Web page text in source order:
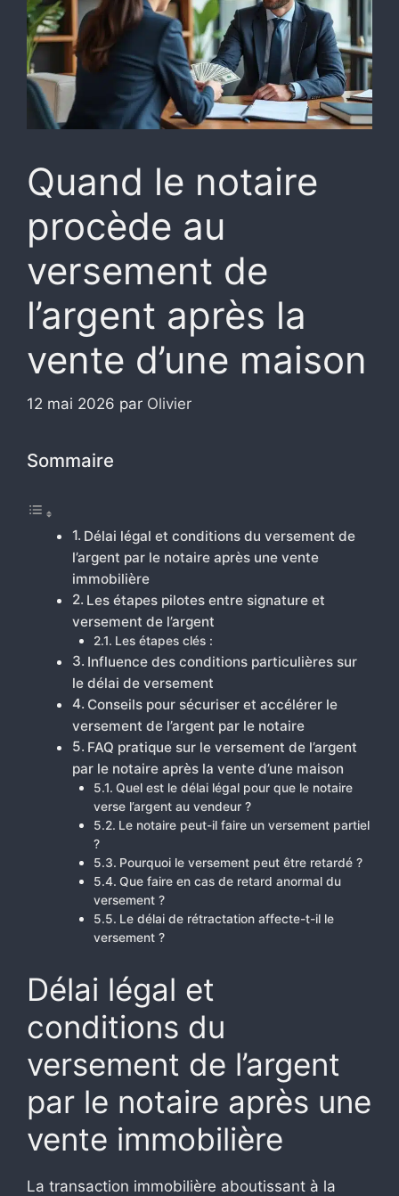
Quand le notaire
procède au
versement de
l’argent après la
vente d’une maison
12 mai 2026 par Olivier
Sommaire
Délai légal et conditions du versement de
l’argent par le notaire après une vente
immobilière
Les étapes pilotes entre signature et
versement de l’argent
Les étapes clés :
Influence des conditions particulières sur
le délai de versement
Conseils pour sécuriser et accélérer le
versement de l’argent par le notaire
FAQ pratique sur le versement de l’argent
par le notaire après la vente d’une maison
Quel est le délai légal pour que le notaire
verse l’argent au vendeur ?
Le notaire peut-il faire un versement partiel
?
Pourquoi le versement peut être retardé ?
Que faire en cas de retard anormal du
versement ?
Le délai de rétractation affecte-t-il le
versement ?
Délai légal et
conditions du
versement de l’argent
par le notaire après une
vente immobilière
La transaction immobilière aboutissant à la